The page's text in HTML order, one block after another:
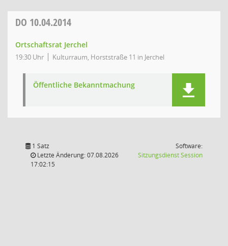
DO 10.04.2014
Ortschaftsrat Jerchel
19:30 Uhr Kulturraum, Horststraße 11 in Jerchel
Öffentliche Bekanntmachung
1 Satz
Letzte Änderung: 07.08.2026
17:02:15
Software:
SitzungsdienstSession(Wird in